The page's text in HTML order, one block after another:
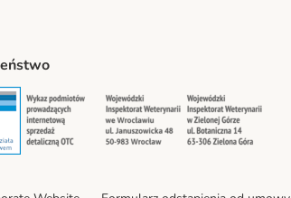
Security Security Security